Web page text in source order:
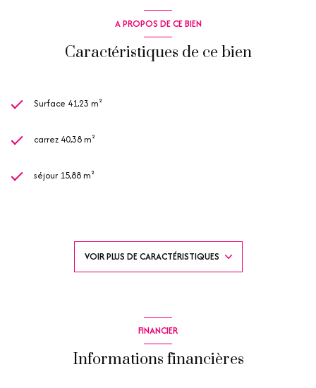
A PROPOS DE CE BIEN
Caractéristiques de ce bien
Surface 41,23 m²
carrez 40,38 m²
séjour 15,88 m²
kitchenette (équipée)
VOIR PLUS DE CARACTÉRISTIQUES
FINANCIER
Informations financières